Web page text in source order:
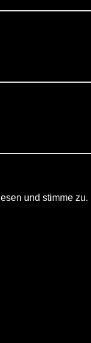
und stimme zu.